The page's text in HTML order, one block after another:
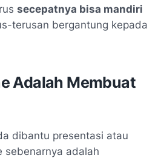
secepatnya bisa mandiri
terusan bergantung kepada
Adalah Membuat
dibantu presentasi atau
sebenarnya adalah